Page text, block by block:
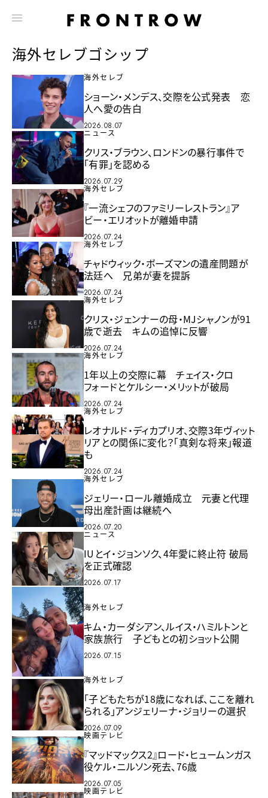
海外セレブゴシップ
海外セレブ
ショーン・メンデス、交際を公式発表 恋
人へ愛の告白
2026.08.07
ニュース
クリス・ブラウン、ロンドンの暴行事件で
「有罪」を認める
2026.07.29
海外セレブ
『一流シェフのファミリーレストラン』ア
ビー・エリオットが離婚申請
2026.07.24
海外セレブ
チャドウィック・ボーズマンの遺産問題が
法廷へ 兄弟が妻を提訴
2026.07.24
海外セレブ
クリス・ジェンナーの母・MJシャノンが91
歳で逝去 キムの追悼に反響
2026.07.24
海外セレブ
1年以上の交際に幕 チェイス・クロ
フォードとケルシー・メリットが破局
2026.07.24
海外セレブ
レオナルド・ディカプリオ、交際3年ヴィット
リアとの関係に変化？「真剣な将来」報道
も
2026.07.24
海外セレブ
ジェリー・ロール離婚成立 元妻と代理
母出産計画は継続へ
2026.07.20
ニュース
IUとイ・ジョンソク、4年愛に終止符 破局
を正式確認
2026.07.17
海外セレブ
キム・カーダシアン、ルイス・ハミルトンと
家族旅行 子どもとの初ショット公開
2026.07.15
海外セレブ
「子どもたちが18歳になれば、ここを離れ
られる」アンジェリーナ・ジョリーの選択
2026.07.09
映画テレビ
『マッドマックス2』ロード・ヒュームンガス
役ケル・ニルソン死去、76歳
2026.07.05
映画テレビ